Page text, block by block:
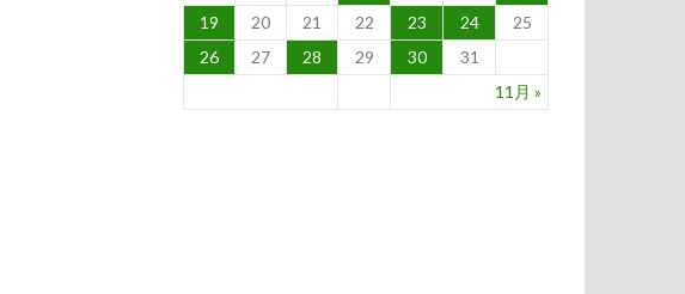
11月 »
19
20 21 22 23 24
25
26
27 28 29 30 31